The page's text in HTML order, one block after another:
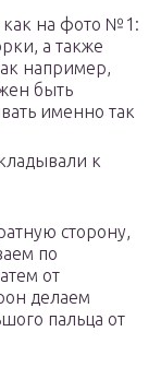
как на фото №1:
а также
например,
быть
именно так
к
сторону,
по
от
делаем
пальца от